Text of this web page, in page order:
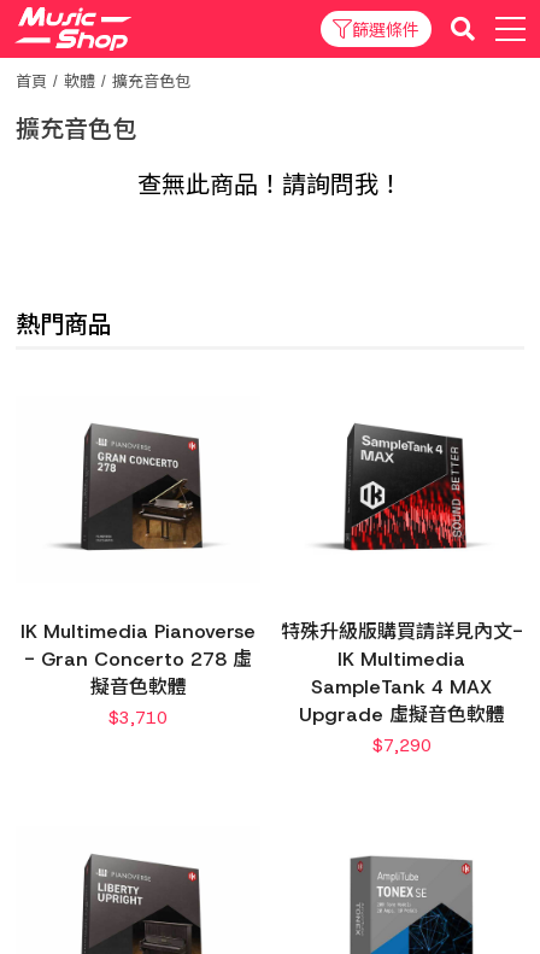
首頁 軟體 擴充音色包
篩選條件
擴充音色包
查無此商品！請詢問我！
熱門商品
IK Multimedia Pianoverse
- Gran Concerto 278 虛
擬音色軟體
$3,710
特殊升級版購買請詳見內文-
IK Multimedia
SampleTank 4 MAX
Upgrade 虛擬音色軟體
$7,290